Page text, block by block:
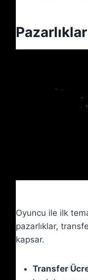
Oyuncu ile ilk
pazarlıklar,
kapsar.
Transfer